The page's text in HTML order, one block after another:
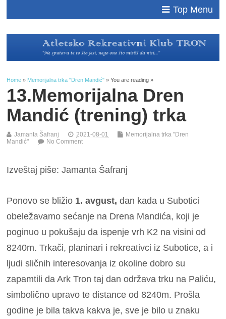
Top Menu
Home » Memorijalna trka "Dren Mandić" » You are reading »
13.Memorijalna Dren
Mandić (trening) trka
Jamanta Šafranj 2021-08-01
Memorijalna trka "Dren
Mandić"
No Comment
Izveštaj piše: Jamanta Šafranj
Ponovo se bližio 1. avgust, dan kada u Subotici
obeležavamo sećanje na Drena Mandića, koji je
poginuo u pokušaju da ispenje vrh K2 na visini od
8240m. Trkači, planinari i rekreativci iz Subotice, a i
ljudi sličnih interesovanja iz okoline dobro su
zapamtili da Ark Tron taj dan održava trku na Paliću,
simbolično upravo te distance od 8240m. Prošla
godine je bila takva kakva je, sve je bilo u znaku